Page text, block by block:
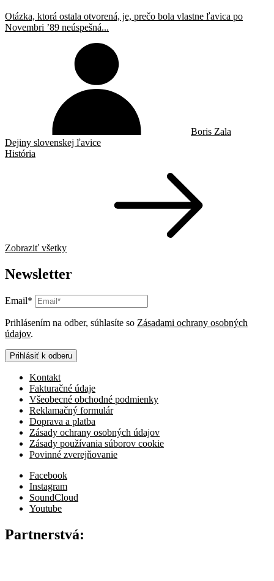
Otázka, ktorá ostala otvorená, je, prečo bola vlastne ľavica po
Novembri ’89 neúspešná...
Boris Zala
Dejiny slovenskej ľavice
História
Zobraziť všetky
Newsletter
Email*
Prihlásením na odber, súhlasíte so Zásadami ochrany osobných
údajov.
Prihlásiť k odberu
Kontakt
Fakturačné údaje
Všeobecné obchodné podmienky
Reklamačný formulár
Doprava a platba
Zásady ochrany osobných údajov
Zásady používania súborov cookie
Povinné zverejňovanie
Facebook
Instagram
SoundCloud
Youtube
Partnerstvá: